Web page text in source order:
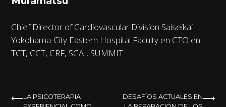
Chief Director of Cardiovascular Division Saiseikai
Yokohama-City Eastern Hospital Faculty en CTO en
TCT, CCT, CRF, SCAI, SUMMIT.
NAVEGACIÓN
LA PSICOTERAPIA
DESAFÍOS ACTUALES EN